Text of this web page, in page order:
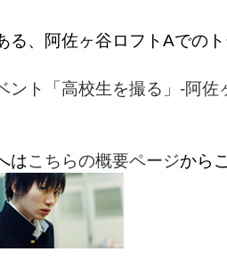
る、阿佐ヶ谷ロフトAでの
ント「高校生を撮る」-阿
はこちらの概要ページから